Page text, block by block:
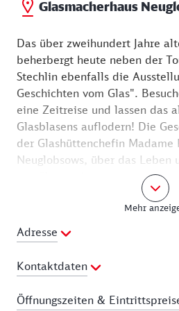
Glasmacherhaus
Das über zweihundert Jahre
beherbergt heute neben der
Stechlin ebenfalls die
Geschichten vom Glas".
eine Zeitreise und lassen das
Glasblasens auflodern! Die
der Glashüttenchefin Madame
Neuglobsows, über das
Fontane beschrieb die
"Der Stechlin" so: ..."Das ist
wohnen die Glasbläser. Und
Glashütte. Sie ist noch unter
entstanden und heißt die grüne
grüne? Das klingt ja beinah
aber eher das Gegenteil
Mehr
Adresse
Kontaktdaten
Telefon:033082-70202
Öffnungszeiten &